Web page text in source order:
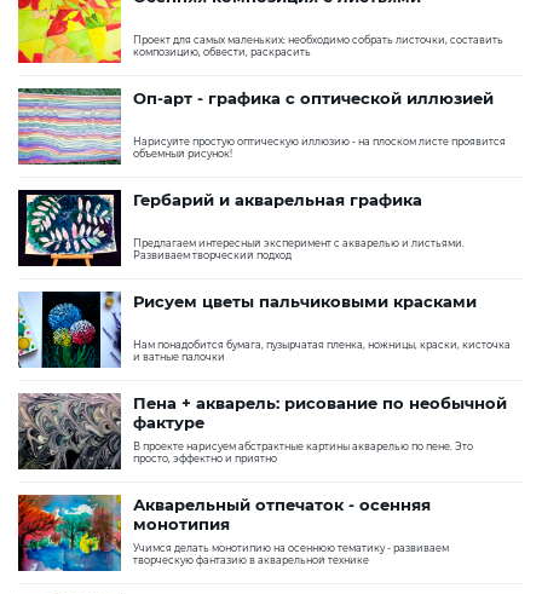
Проект для самых маленьких: необходимо собрать листочки, составить
композицию, обвести, раскрасить
Оп-арт - графика с оптической иллюзией
Нарисуйте простую оптическую иллюзию - на плоском листе проявится
объемный рисунок!
Гербарий и акварельная графика
Предлагаем интересный эксперимент с акварелью и листьями.
Развиваем творческий подход
Рисуем цветы пальчиковыми красками
Нам понадобится бумага, пузырчатая пленка, ножницы, краски, кисточка
и ватные палочки
Пена + акварель: рисование по необычной
фактуре
В проекте нарисуем абстрактные картины акварелью по пене. Это
просто, эффектно и приятно
Акварельный отпечаток - осенняя
монотипия
Учимся делать монотипию на осеннюю тематику - развиваем
творческую фантазию в акварельной технике